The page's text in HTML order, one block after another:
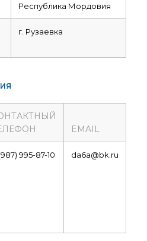
Республика Мордовия
г. Рузаевка
EMAIL
995-87-10 da6a@bk.ru